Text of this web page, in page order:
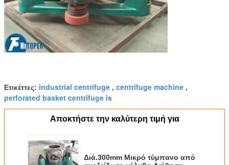
Ετικέττες: industrial centrifuge , centrifuge machine ,
perforated basket centrifuge is
Αποκτήστε την καλύτερη τιμή για
Διά.300mm Μικρό τύμπανο από